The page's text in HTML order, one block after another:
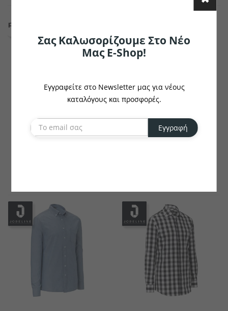
PULSIVA
Ανδρικό Πουκάμισο Tom
Ανδρικό Πουκάμισο
Σας Καλωσορίζουμε Στο Νέο
Μας E-Shop!
Εγγραφείτε στο Newsletter μας για νέους
καταλόγους και προσφορές.
Εγγραφή